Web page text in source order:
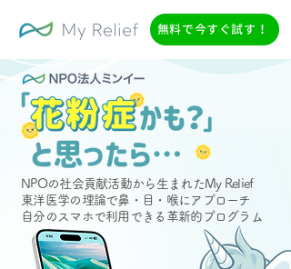
無料で今すぐ試す！
NPOの社会貢献活動から生まれたMy Relief
東洋医学の理論で鼻・目・喉にアプローチ
自分のスマホで利用できる革新的プログラム